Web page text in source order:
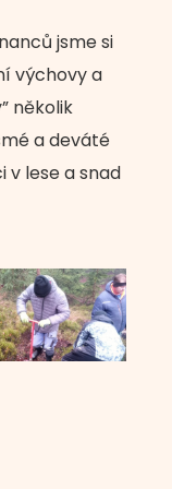
jsme si
výchovy a
několik
a deváté
v lese a snad